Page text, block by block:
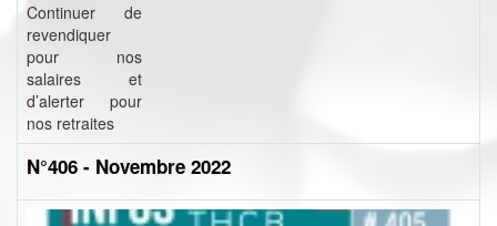
Continuer de
revendiquer
pour nos
salaires et
d’alerter pour
nos retraites
N°406 - Novembre 2022